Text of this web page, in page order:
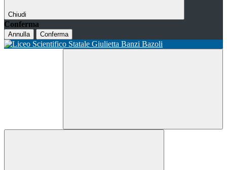
Chiudi
Conferma
Annulla Conferma